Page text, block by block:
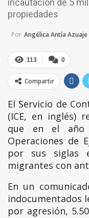
incautación de 5
propiedades
Por Angélica Antía Azuaje
0
113
Compartir
El Servicio de
(ICE, en inglés)
que en el año
Operaciones de
por sus siglas
migrantes con
En un
indocumentados
por agresión,